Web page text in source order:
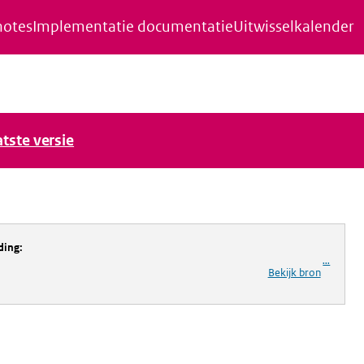
Implementatie documentatieUitwisselkalender
versie
:
Bekijk bron
...